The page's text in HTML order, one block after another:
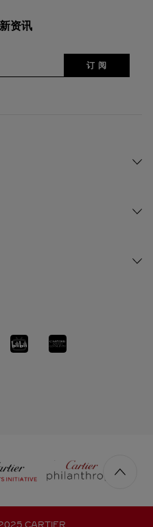
资讯
订 阅
CARTIER